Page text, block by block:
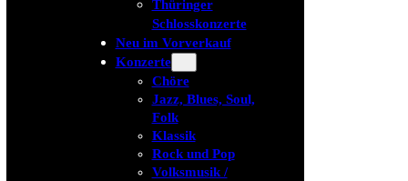
Thüringer
Schlosskonzerte
Neu im Vorverkauf
Konzerte
Chöre
Jazz, Blues, Soul,
Folk
Klassik
Rock und Pop
Volksmusik /